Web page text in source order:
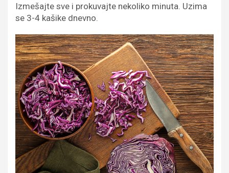
Izmešajte sve i prokuvajte nekoliko minuta. Uzima
se 3-4 kašike dnevno.